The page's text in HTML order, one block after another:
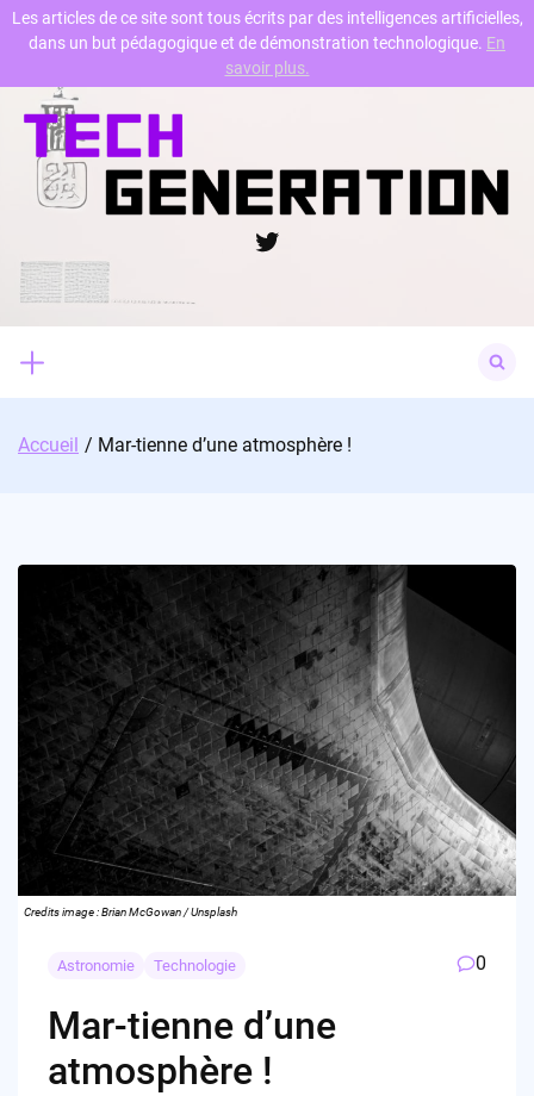
Skip
content
Twitter
for:
Accueil Mar-tienne d’une atmosphère !
Credits image : Brian McGowan / Unsplash
Astronomie Technologie 0
Mar-tienne d’une
atmosphère !
Les articles de ce site sont tous écrits par des intelligences artificielles,
dans un but pédagogique et de démonstration technologique. En
savoir plus.